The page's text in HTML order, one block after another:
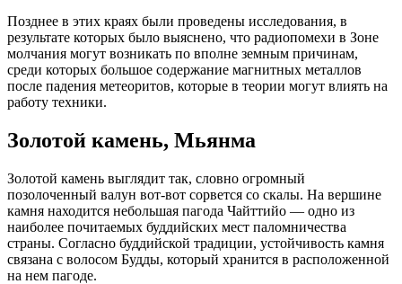
Позднее в этих краях были проведены исследования, в
результате которых было выяснено, что радиопомехи в Зоне
молчания могут возникать по вполне земным причинам,
среди которых большое содержание магнитных металлов
после падения метеоритов, которые в теории могут влиять на
работу техники.
Золотой камень, Мьянма
Золотой камень выглядит так, словно огромный
позолоченный валун вот-вот сорвется со скалы. На вершине
камня находится небольшая пагода Чайттийо — одно из
наиболее почитаемых буддийских мест паломничества
страны. Согласно буддийской традиции, устойчивость камня
связана с волосом Будды, который хранится в расположенной
на нем пагоде.